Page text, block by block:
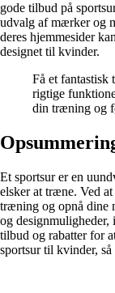
gode tilbud på
udvalg af mærker og
deres hjemmesider
designet til kvinder.
Få et fantastisk
rigtige
din træning og
Et sportsur er en
elsker at træne. Ved
træning og opnå dine
og
tilbud og rabatter for
sportsur til kvinder,